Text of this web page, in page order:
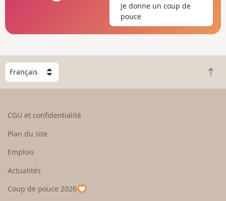
Je donne un coup de
pouce
C
h
o
e
u
p
R
e
CGU et confidentialité
Plan du site
Emplois
Actualités
Coup de pouce 2026